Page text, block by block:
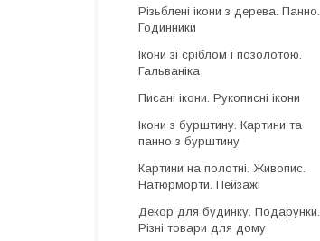
Різьблені ікони з дерева. Панно.
Годинники
Ікони зі сріблом і позолотою.
Гальваніка
Писані ікони. Рукописні ікони
Ікони з бурштину. Картини та
панно з бурштину
Картини на полотні. Живопис.
Натюрморти. Пейзажі
Декор для будинку. Подарунки.
Різні товари для дому